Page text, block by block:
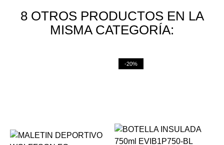
8 OTROS PRODUCTOS EN LA
MISMA CATEGORÍA:
-20%